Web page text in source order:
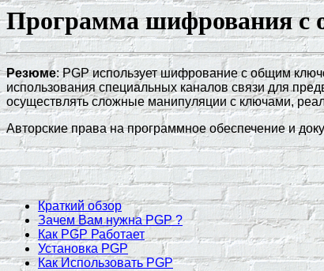
Программа шифрования
Резюме: PGP использует шифрование с общим
использования специальных каналов связи для
осуществлять сложные манипуляции с ключами,
Авторские права на программное обеспечение и
Краткий обзор
Зачем Вам нужна PGP ?
Как PGP Работает
Установка PGP
Как Использовать PGP